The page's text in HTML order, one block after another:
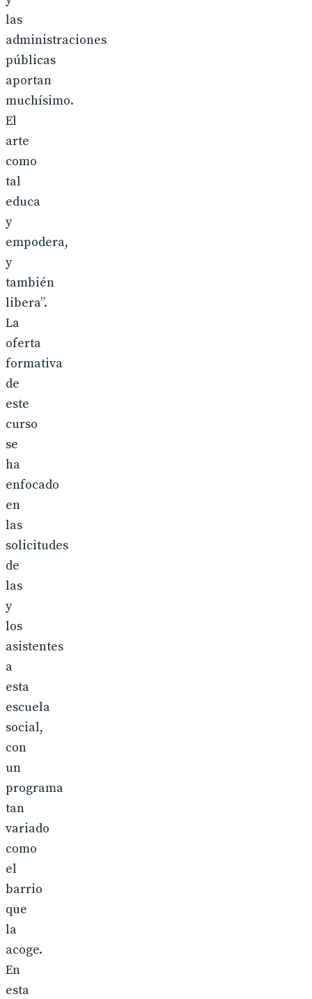
las
administraciones
públicas
aportan
muchísimo.
El
arte
como
tal
educa
y
empodera,
y
también
libera”.
La
oferta
formativa
de
este
curso
se
ha
enfocado
en
las
solicitudes
de
las
y
los
asistentes
a
esta
escuela
social,
con
un
programa
tan
variado
como
el
barrio
que
la
acoge.
En
esta